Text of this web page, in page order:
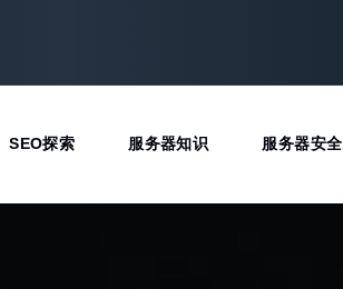
SEO探索 服务器知识 服务器安全